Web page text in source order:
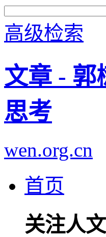
高级检索
文章 - 郭
思考
wen.org.cn
首页
关注人